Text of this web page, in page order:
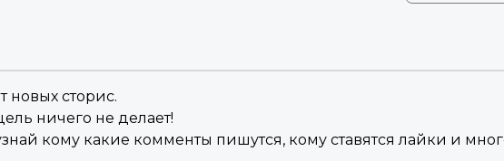
новых сторис.
ничего не делает!
кому какие комменты пишутся, кому ставятся лайки и